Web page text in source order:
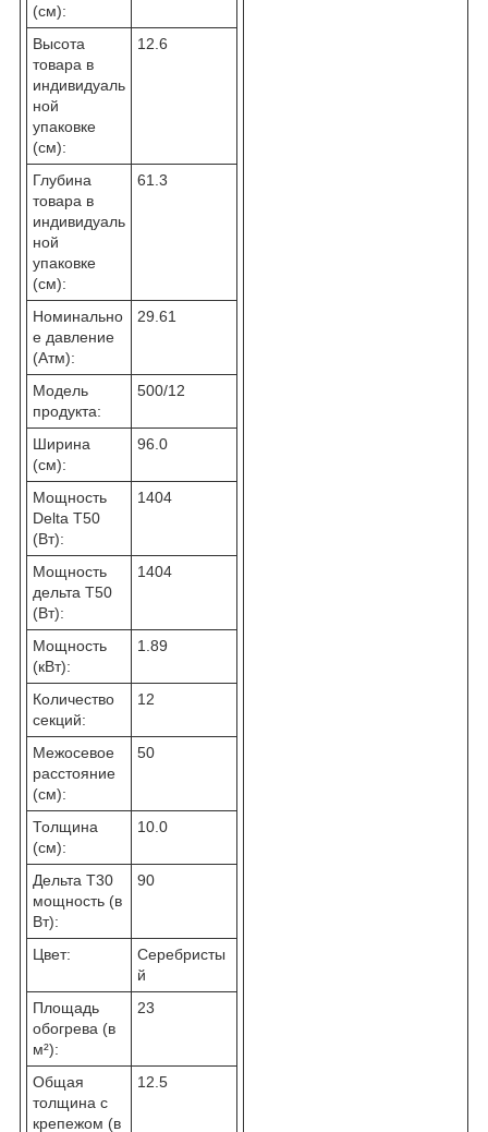
(см):
Высота
товара в
индивидуаль
ной
упаковке
(см):
12.6
Глубина
товара в
индивидуаль
ной
упаковке
(см):
61.3
Номинально
е давление
(Атм):
29.61
Модель
продукта:
500/12
Ширина
(см):
96.0
Мощность
Delta T50
(Вт):
1404
Мощность
дельта T50
(Вт):
1404
Мощность
(кВт):
1.89
Количество
секций:
12
Межосевое
расстояние
(см):
50
Толщина
(см):
10.0
Дельта T30
мощность (в
Вт):
90
Цвет:
Серебристы
й
Площадь
обогрева (в
м²):
23
Общая
толщина с
крепежом (в
12.5